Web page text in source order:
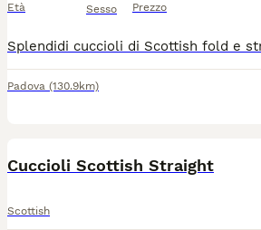
Età Sesso Prezzo
Padova (130.9km)
Cuccioli Scottish Straight
Scottish